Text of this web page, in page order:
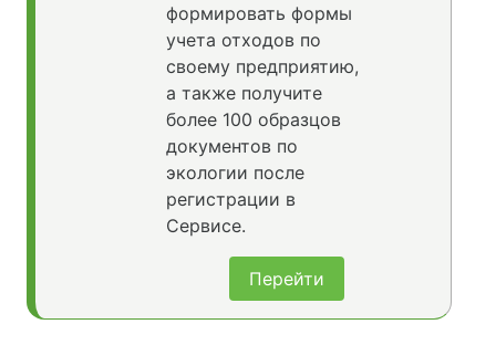
формировать формы
учета отходов по
своему предприятию,
а также получите
более 100 образцов
документов по
экологии после
регистрации в
Сервисе.
Перейти